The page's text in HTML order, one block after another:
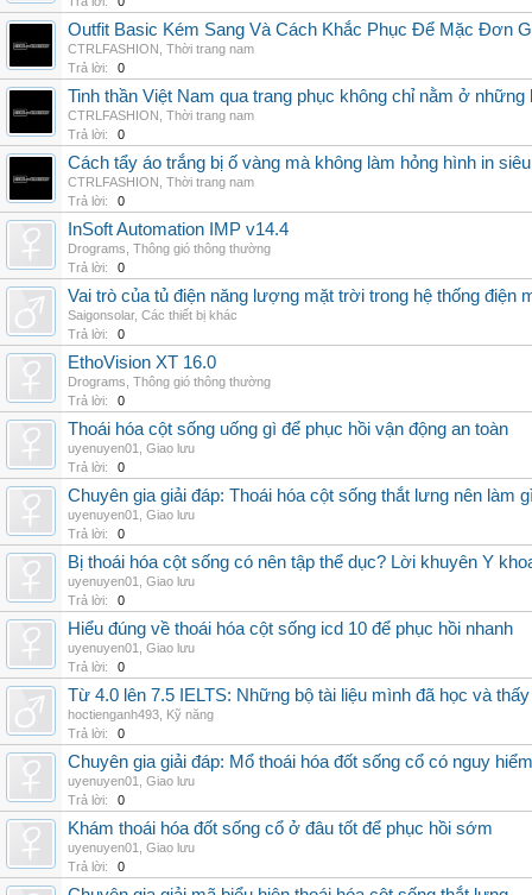
Outfit Basic Kém Sang Và Cách Khắc Phục Để Mặc Đơn
CTRLFASHION Thời trang nam
Trả lời:
0
Tinh thần Việt Nam qua trang phục không chỉ nằm ở
CTRLFASHION Thời trang nam
Trả lời:
0
Cách tẩy áo trắng bị ố vàng mà không làm hỏng hình in
CTRLFASHION Thời trang nam
Trả lời:
0
InSoft Automation IMP v14.4
Drograms Thông gió thông thường
Trả lời:
0
Vai trò của tủ điện năng lượng mặt trời trong hệ thống điện
Saigonsolar, Các thiết bị khác
Trả lời:
0
EthoVision XT 16.0
Drograms Thông gió thông thường
Trả lời:
0
Thoái hóa cột sống uống gì để phục hồi vận động an toàn
uyenuyen01
Giao lưu
Trả lời:
0
Chuyên gia giải đáp: Thoái hóa cột sống thắt lưng nên làm
uyenuyen01
Giao lưu
Trả lời:
0
Bị thoái hóa cột sống có nên tập thể dục? Lời khuyên Y
uyenuyen01
Giao lưu
Trả lời:
0
Hiểu đúng về thoái hóa cột sống icd 10 để phục hồi nhanh
uyenuyen01
Giao lưu
Trả lời:
0
Từ 4.0 lên 7.5 IELTS: Những bộ tài liệu mình đã học và
hoctienganh493 Kỹ năng
Trả lời:
0
Chuyên gia giải đáp: Mổ thoái hóa đốt sống cổ có nguy
uyenuyen01
Giao lưu
Trả lời:
0
Khám thoái hóa đốt sống cổ ở đâu tốt để phục hồi sớm
uyenuyen01
Giao lưu
Trả lời:
0